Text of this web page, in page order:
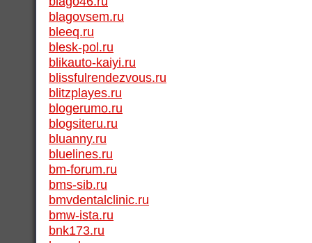
blagovsem.ru
bleeq.ru
blesk-pol.ru
blikauto-kaiyi.ru
blissfulrendezvous.ru
blitzplayes.ru
blogerumo.ru
blogsiteru.ru
bluanny.ru
bluelines.ru
bm-forum.ru
bms-sib.ru
bmvdentalclinic.ru
bmw-ista.ru
bnk173.ru